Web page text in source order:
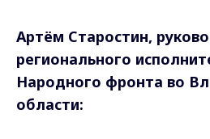
Артём Старостин,
регионального
Народного фронта во
области: